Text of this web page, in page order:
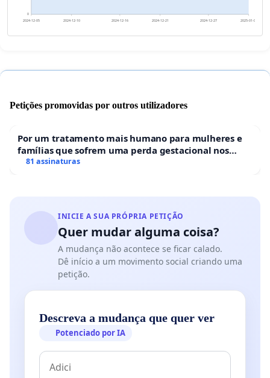
0
2024-12-05 2024-12-10 2024-12-16 2024-12-21 2024-12-27 2025-01-01
Petições promovidas por outros utilizadores
Por um tratamento mais humano para mulheres e
famílias que sofrem uma perda gestacional nos
hospitais portugueses
81 assinaturas
INICIE A SUA PRÓPRIA PETIÇÃO
Quer mudar alguma coisa?
A mudança não acontece se ficar calado.
Dê início a um movimento social criando uma
petição.
Descreva a mudança que quer ver
Potenciado por IA